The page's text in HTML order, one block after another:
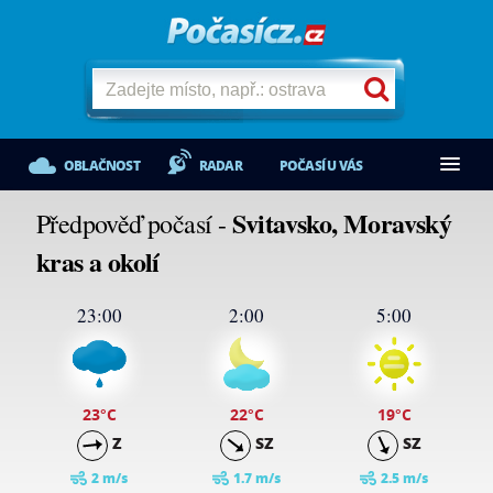
OBLAČNOST RADAR POČASÍ U VÁS
Předpověď počasí -Svitavsko, Moravský
kras a okolí
23:00
23°C
Z
2 m/s
2:00
22°C
SZ
1.7 m/s
5:00
19°C
SZ
2.5 m/s